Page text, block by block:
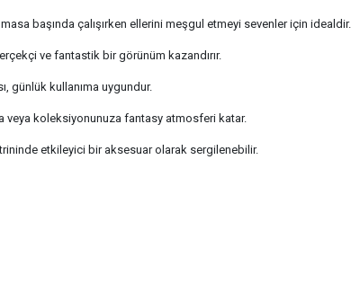
başında çalışırken ellerini meşgul etmeyi sevenler için idealdir.
ve fantastik bir görünüm kazandırır.
günlük kullanıma uygundur.
veya koleksiyonunuza fantasy atmosferi katar.
etkileyici bir aksesuar olarak sergilenebilir.